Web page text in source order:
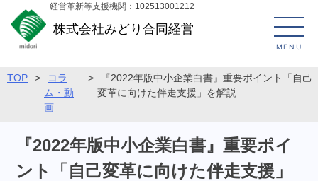
経営革新等支援機関：102513001212
株式会社みどり合同経営
MENU
TOP >
コラ
ム・動
画
>
『2022年版中小企業白書』重要ポイント「自己
変革に向けた伴走支援」を解説
『2022年版中小企業白書』重要ポイ
ント「自己変革に向けた伴走支援」